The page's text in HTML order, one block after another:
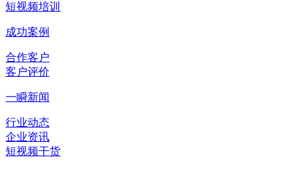
短视频培训
成功案例
合作客户
客户评价
一瞬新闻
行业动态
企业资讯
短视频干货